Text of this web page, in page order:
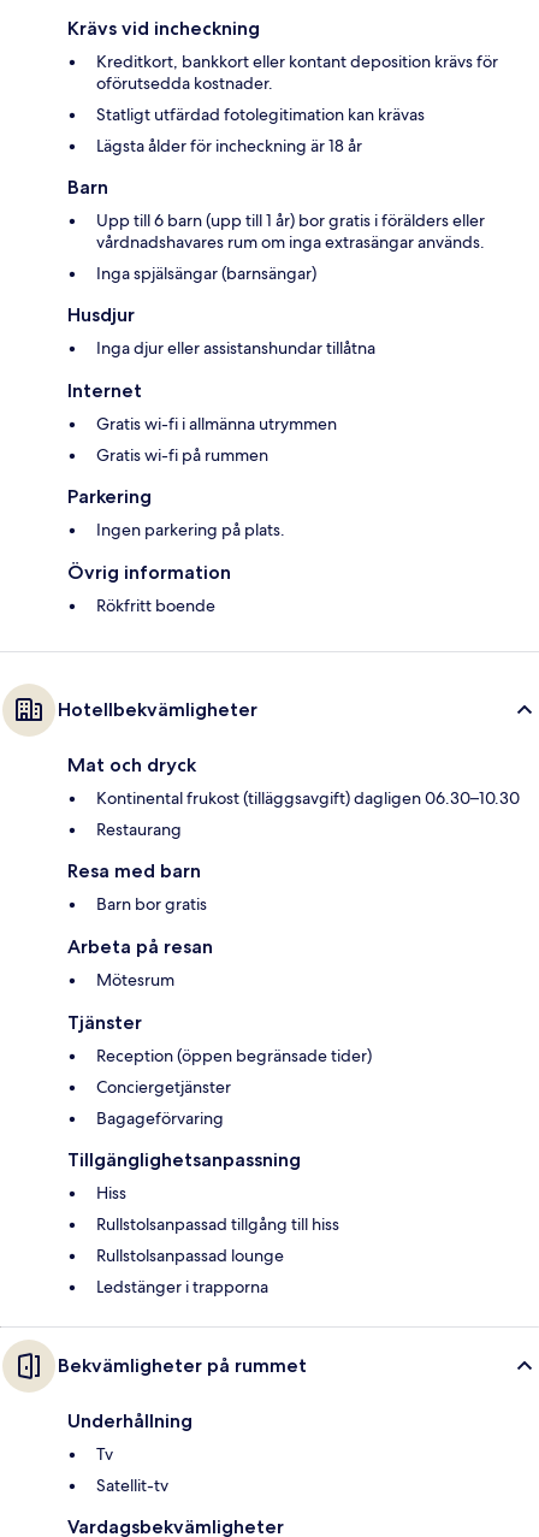
Krävs vid incheckning
Kreditkort, bankkort eller kontant deposition krävs för
oförutsedda kostnader.
Statligt utfärdad fotolegitimation kan krävas
Lägsta ålder för incheckning är 18 år
Barn
Upp till 6 barn (upp till 1 år) bor gratis i förälders eller
vårdnadshavares rum om inga extrasängar används.
Inga spjälsängar (barnsängar)
Husdjur
Inga djur eller assistanshundar tillåtna
Internet
Gratis wi-fi i allmänna utrymmen
Gratis wi-fi på rummen
Parkering
Ingen parkering på plats.
Övrig information
Rökfritt boende
Hotellbekvämligheter
Mat och dryck
Kontinental frukost (tilläggsavgift) dagligen 06.30–10.30
Restaurang
Resa med barn
Barn bor gratis
Arbeta på resan
Mötesrum
Tjänster
Reception (öppen begränsade tider)
Conciergetjänster
Bagageförvaring
Tillgänglighetsanpassning
Hiss
Rullstolsanpassad tillgång till hiss
Rullstolsanpassad lounge
Ledstänger i trapporna
Bekvämligheter på rummet
Underhållning
Tv
Satellit-tv
Vardagsbekvämligheter